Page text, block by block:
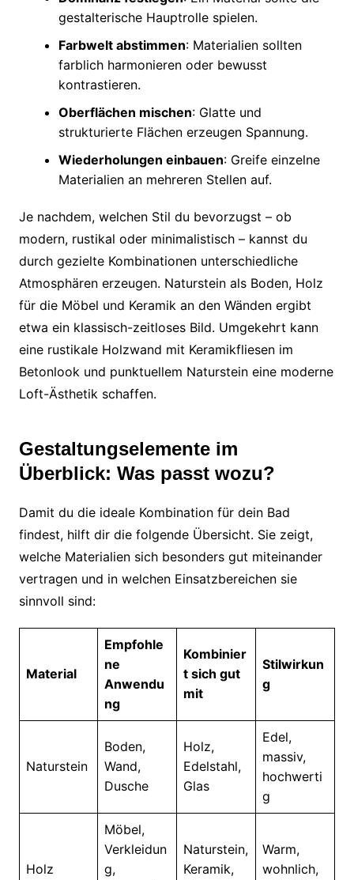
gestalterische Hauptrolle spielen.
Farbwelt abstimmen: Materialien sollten
farblich harmonieren oder bewusst
kontrastieren.
Oberflächen mischen: Glatte und
strukturierte Flächen erzeugen Spannung.
Wiederholungen einbauen: Greife einzelne
Materialien an mehreren Stellen auf.
Je nachdem, welchen Stil du bevorzugst – ob
modern, rustikal oder minimalistisch – kannst du
durch gezielte Kombinationen unterschiedliche
Atmosphären erzeugen. Naturstein als Boden, Holz
für die Möbel und Keramik an den Wänden ergibt
etwa ein klassisch-zeitloses Bild. Umgekehrt kann
eine rustikale Holzwand mit Keramikfliesen im
Betonlook und punktuellem Naturstein eine moderne
Loft-Ästhetik schaffen.
Gestaltungselemente im
Überblick: Was passt wozu?
Damit du die ideale Kombination für dein Bad
findest, hilft dir die folgende Übersicht. Sie zeigt,
welche Materialien sich besonders gut miteinander
vertragen und in welchen Einsatzbereichen sie
sinnvoll sind:
Material
Empfohle
ne
Anwendu
ng
Kombinier
t sich gut
mit
Stilwirkun
g
Naturstein
Boden,
Wand,
Dusche
Holz,
Edelstahl,
Glas
Edel,
massiv,
hochwerti
g
Holz
Möbel,
Verkleidun
g,
Naturstein,
Keramik,
Warm,
wohnlich,